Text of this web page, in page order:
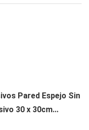
Pared Espejo Sin
30 x 30cm...